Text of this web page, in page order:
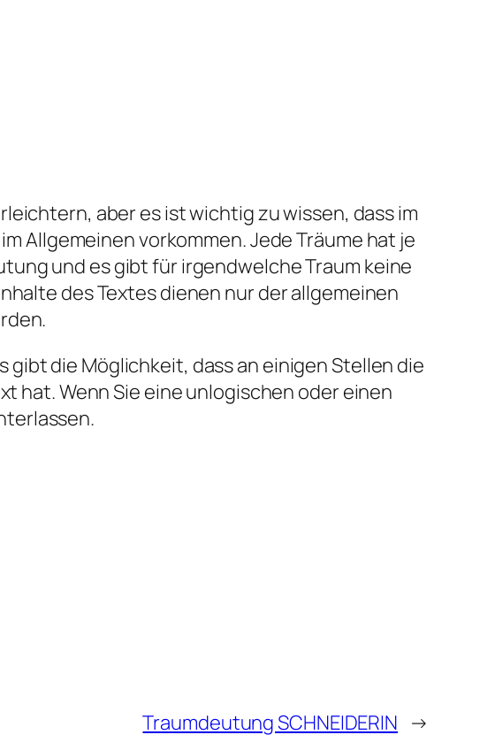
aber es ist wichtig zu wissen, dass im
Allgemeinen vorkommen. Jede Träume hat je
und es gibt für irgendwelche Traum keine
des Textes dienen nur der allgemeinen
die Möglichkeit, dass an einigen Stellen die
hat. Wenn Sie eine unlogischen oder einen
Traumdeutung SCHNEIDERIN →